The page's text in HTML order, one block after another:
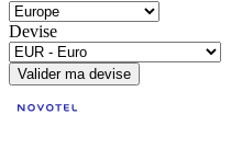
Devise
Valider ma devise